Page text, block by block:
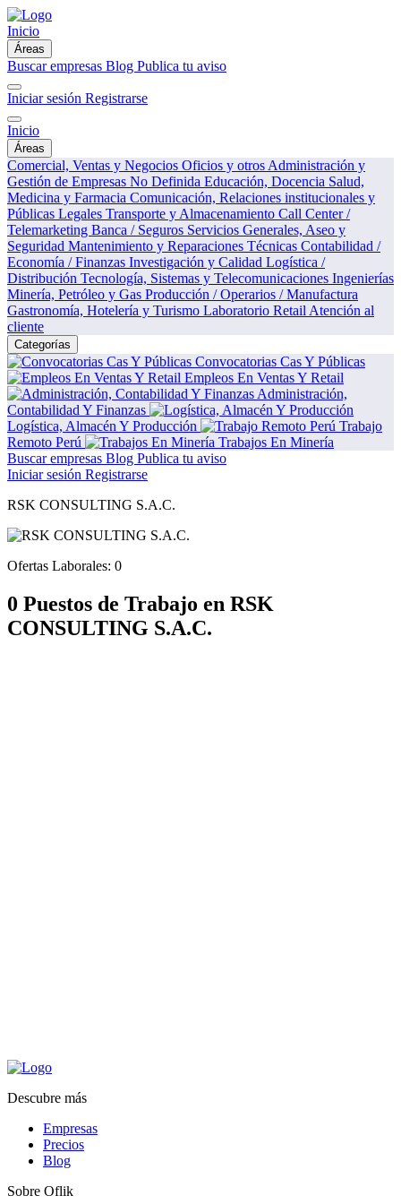
Inicio
Áreas
Buscar empresas Blog Publica tu aviso
Iniciar sesión Registrarse
Inicio
Áreas
Comercial, Ventas y Negocios Oficios y otros Administración y
Gestión de Empresas No Definida Educación, Docencia Salud,
Medicina y Farmacia Comunicación, Relaciones institucionales y
Públicas Legales Transporte y Almacenamiento Call Center /
Telemarketing Banca / Seguros Servicios Generales, Aseo y
Seguridad Mantenimiento y Reparaciones Técnicas Contabilidad /
Economía / Finanzas Investigación y Calidad Logística /
Distribución Tecnología, Sistemas y Telecomunicaciones Ingenierías
Minería, Petróleo y Gas Producción / Operarios / Manufactura
Gastronomía, Hotelería y Turismo Laboratorio Retail Atención al
cliente
Categorías
Convocatorias Cas Y Públicas
Empleos En Ventas Y Retail
Administración,
Contabilidad Y Finanzas
Logística, Almacén Y Producción
Trabajo
Remoto Perú
Trabajos En Minería
Buscar empresas Blog Publica tu aviso
Iniciar sesión Registrarse
RSK CONSULTING S.A.C.
Ofertas Laborales: 0
0 Puestos de Trabajo en RSK
CONSULTING S.A.C.
Descubre más
Empresas
Precios
Blog
Sobre Oflik